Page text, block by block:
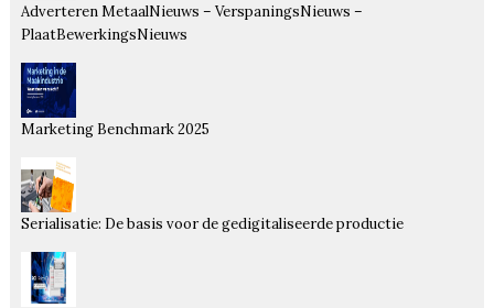
Adverteren MetaalNieuws – VerspaningsNieuws –
PlaatBewerkingsNieuws
Marketing Benchmark 2025
Serialisatie: De basis voor de gedigitaliseerde productie